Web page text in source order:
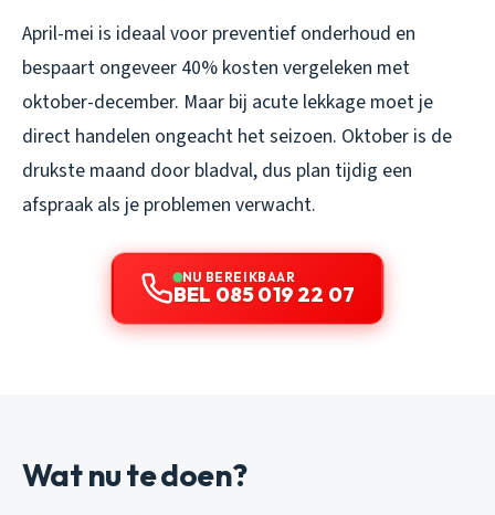
April-mei is ideaal voor preventief onderhoud en
bespaart ongeveer 40% kosten vergeleken met
oktober-december. Maar bij acute lekkage moet je
direct handelen ongeacht het seizoen. Oktober is de
drukste maand door bladval, dus plan tijdig een
afspraak als je problemen verwacht.
NU BEREIKBAAR
BEL 085 019 22 07
Wat nu te doen?